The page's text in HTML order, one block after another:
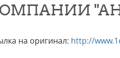
на оригинал: http://